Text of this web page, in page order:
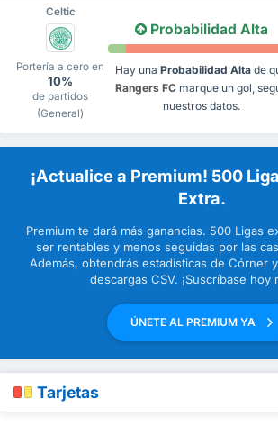
Celtic
Portería a cero en
10%
de partidos
(General)
Probabilidad Alta
Hay una Probabilidad Alta de
Rangers FC marque un gol,
nuestros datos.
¡Actualice a Premium! 500
Extra.
Premium te dará más ganancias. 500 Ligas
ser rentables y menos seguidas por las
Además, obtendrás estadísticas de Córner
descargas CSV. ¡Suscríbase hoy
ÚNETE AL PREMIUM YA
Tarjetas